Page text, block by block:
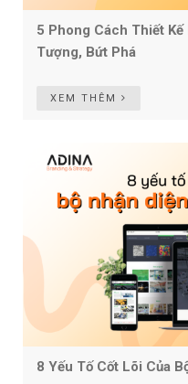
5 Phong Cách Thiết
Tượng, Bứt Phá
XEM THÊM
8 Yếu Tố Cốt Lõi Của